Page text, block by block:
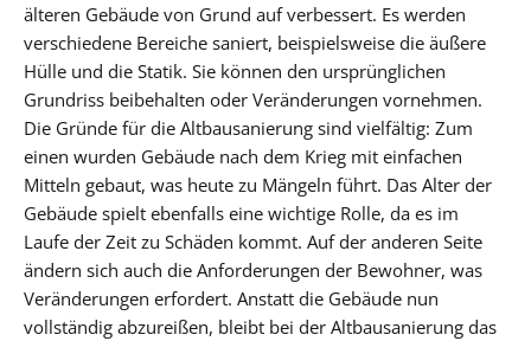
älteren Gebäude von Grund auf verbessert. Es werden
verschiedene Bereiche saniert, beispielsweise die äußere
Hülle und die Statik. Sie können den ursprünglichen
Grundriss beibehalten oder Veränderungen vornehmen.
Die Gründe für die Altbausanierung sind vielfältig: Zum
einen wurden Gebäude nach dem Krieg mit einfachen
Mitteln gebaut, was heute zu Mängeln führt. Das Alter der
Gebäude spielt ebenfalls eine wichtige Rolle, da es im
Laufe der Zeit zu Schäden kommt. Auf der anderen Seite
ändern sich auch die Anforderungen der Bewohner, was
Veränderungen erfordert. Anstatt die Gebäude nun
vollständig abzureißen, bleibt bei der Altbausanierung das